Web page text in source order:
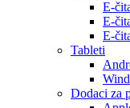
E-
E-
E-
Tableti
Dodaci za